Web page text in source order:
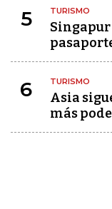
5 TURISMO
6 TURISMO
Asia
más